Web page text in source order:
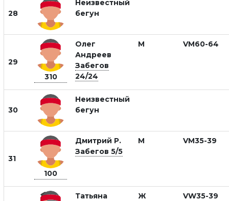
28
Неизвестный
бегун
29
310
Олег
Андреев
Забегов
24/24
М VM60-64
30
Неизвестный
бегун
31
100
Дмитрий Р.
Забегов 5/5
М VM35-39
Татьяна
Ж VW35-39